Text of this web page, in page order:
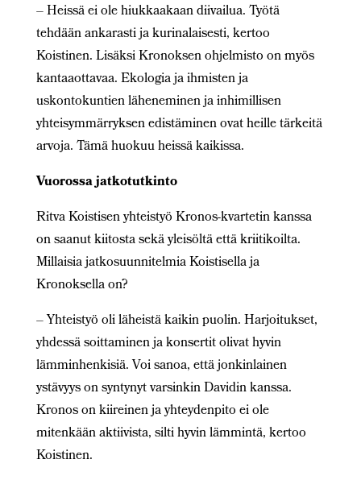
– Heissä ei ole hiukkaakaan diivailua. Työtä
tehdään ankarasti ja kurinalaisesti, kertoo
Koistinen. Lisäksi Kronoksen ohjelmisto on myös
kantaaottavaa. Ekologia ja ihmisten ja
uskontokuntien läheneminen ja inhimillisen
yhteisymmärryksen edistäminen ovat heille tärkeitä
arvoja. Tämä huokuu heissä kaikissa.
Vuorossa jatkotutkinto
Ritva Koistisen yhteistyö Kronos-kvartetin kanssa
on saanut kiitosta sekä yleisöltä että kriitikoilta.
Millaisia jatkosuunnitelmia Koistisella ja
Kronoksella on?
– Yhteistyö oli läheistä kaikin puolin. Harjoitukset,
yhdessä soittaminen ja konsertit olivat hyvin
lämminhenkisiä. Voi sanoa, että jonkinlainen
ystävyys on syntynyt varsinkin Davidin kanssa.
Kronos on kiireinen ja yhteydenpito ei ole
mitenkään aktiivista, silti hyvin lämmintä, kertoo
Koistinen.